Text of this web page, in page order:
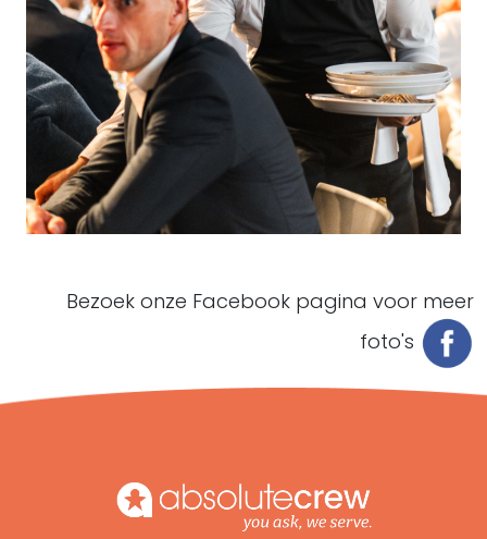
Bezoek onze Facebook pagina voor meer
foto's